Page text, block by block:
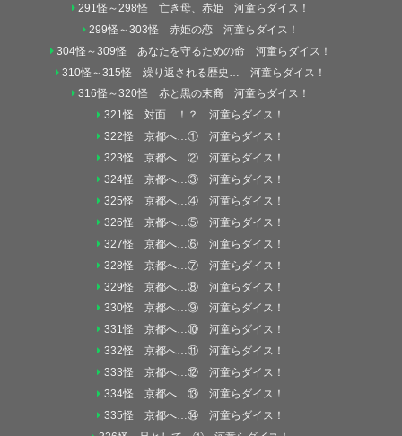
291怪～298怪 亡き母、赤姫 河童らダイス！
299怪～303怪 赤姫の恋 河童らダイス！
304怪～309怪 あなたを守るための命 河童らダイス！
310怪～315怪 繰り返される歴史… 河童らダイス！
316怪～320怪 赤と黒の末裔 河童らダイス！
321怪 対面…！？ 河童らダイス！
322怪 京都へ…① 河童らダイス！
323怪 京都へ…② 河童らダイス！
324怪 京都へ…③ 河童らダイス！
325怪 京都へ…④ 河童らダイス！
326怪 京都へ…⑤ 河童らダイス！
327怪 京都へ…⑥ 河童らダイス！
328怪 京都へ…⑦ 河童らダイス！
329怪 京都へ…⑧ 河童らダイス！
330怪 京都へ…⑨ 河童らダイス！
331怪 京都へ…⑩ 河童らダイス！
332怪 京都へ…⑪ 河童らダイス！
333怪 京都へ…⑫ 河童らダイス！
334怪 京都へ…⑬ 河童らダイス！
335怪 京都へ…⑭ 河童らダイス！